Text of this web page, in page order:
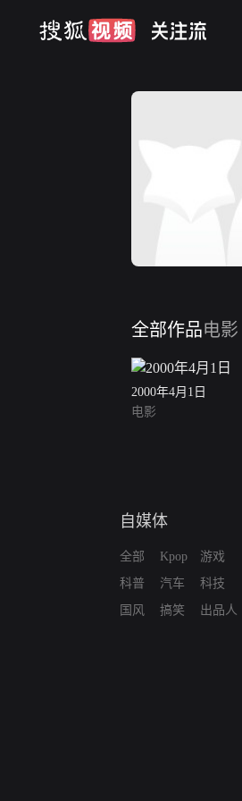
全部作品电影
2000年4月1日
电影
自媒体
全部
科普
国风
Kpop
汽车
搞笑
游戏
科技
出品人